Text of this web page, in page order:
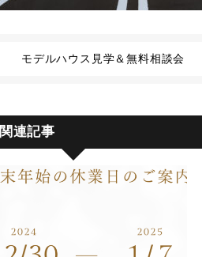
モデルハウス見学＆無料相談会
関連記事